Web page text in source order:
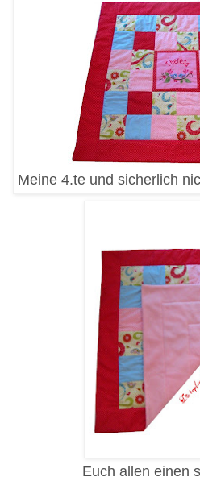
Meine 4.te und sicherlich
Euch allen einen